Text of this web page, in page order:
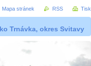
Trnávka, okres Svitavy
Mapa stránek RSS Tisk